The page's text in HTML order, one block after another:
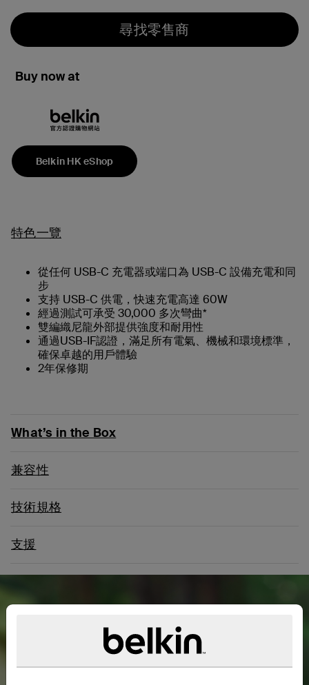
尋找零售商
Buy now at
Belkin HK eShop
特色一覽
從任何 USB-C 充電器或端口為 USB-C 設備充電和同
步
支持 USB-C 供電，快速充電高達 60W
經過測試可承受 30,000 多次彎曲*
雙編織尼龍外部提供強度和耐用性
通過USB-IF認證，滿足所有電氣、機械和環境標準，
確保卓越的用戶體驗
2年保修期
What’s in the Box
兼容性
技術規格
支援